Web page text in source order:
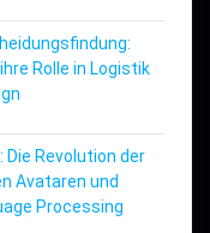
Rolle in Logistik
Die Revolution der
Avataren und
Processing